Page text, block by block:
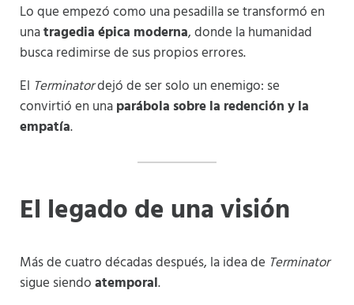
Lo que empezó como una pesadilla se transformó en
unatragedia épica moderna, donde la humanidad
busca redimirse de sus propios errores.
El Terminatordejó de ser solo un enemigo: se
convirtió en unaparábola sobre la redención y la
empatía.
El legado de una visión
Más de cuatro décadas después, la idea de Terminator
sigue siendoatemporal.